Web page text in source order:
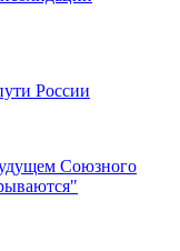
России
Союзного